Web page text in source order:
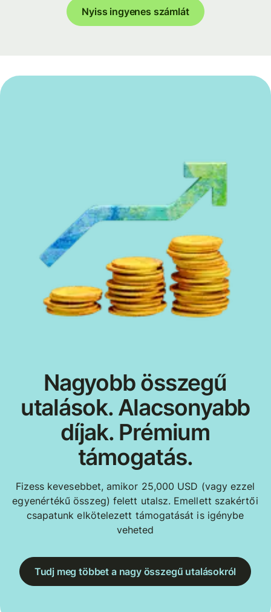
Nyiss ingyenes számlát
Nagyobb összegű
utalások. Alacsonyabb
díjak. Prémium
támogatás.
Fizess kevesebbet, amikor 25,000 USD (vagy ezzel
egyenértékű összeg) felett utalsz. Emellett szakértői
csapatunk elkötelezett támogatását is igénybe
veheted
Tudj meg többet a nagy összegű utalásokról